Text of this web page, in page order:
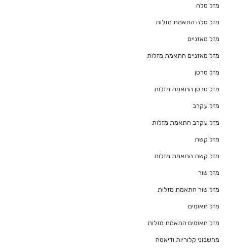
מזל טלה
מזל טלה התאמת מזלות
מזל מאזניים
מזל מאזניים התאמת מזלות
מזל סרטן
מזל סרטן התאמת מזלות
מזל עקרב
מזל עקרב התאמת מזלות
מזל קשת
מזל קשת התאמת מזלות
מזל שור
מזל שור התאמת מזלות
מזל תאומים
מזל תאומים התאמת מזלות
מחשבוני קלוריות ודיאטה